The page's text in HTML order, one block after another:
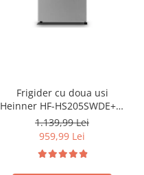
Frigider cu doua usi
Heinner HF-HS205SWDE++,
206 l, Dozator de apa,
Iluminare LED, H 143.4 cm,
Clasa E, Argintiu
1.139,99 Lei
959,99 Lei